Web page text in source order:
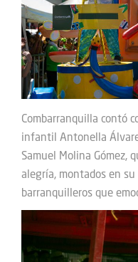
Combarranquilla contó
infantil Antonella
Samuel Molina Gómez,
alegría, montados en
barranquilleros que